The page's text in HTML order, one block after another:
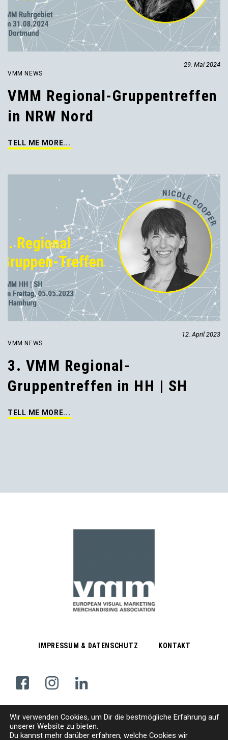
29. Mai 2024
VMM NEWS
VMM Regional-Gruppentreffen
in NRW Nord
TELL ME MORE...
12. April 2023
VMM NEWS
3. VMM Regional-
Gruppentreffen in HH | SH
TELL ME MORE...
IMPRESSUM & DATENSCHUTZ KONTAKT
Subscribe Newsletter
Wir verwenden Cookies, um Dir die bestmögliche Erfahrung auf
unserer Website zu bieten.
Du kannst mehr darüber erfahren, welche Cookies wir